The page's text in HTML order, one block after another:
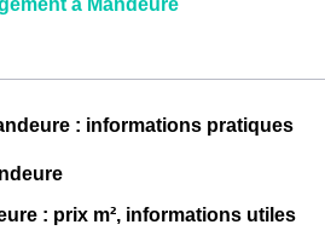
à Mandeure
: informations pratiques
: prix m², informations utiles